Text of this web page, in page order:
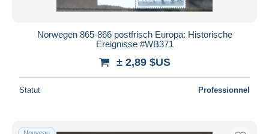
Norwegen 865-866 postfrisch Europa: Historische
Ereignisse #WB371
± 2,89 $US
Statut Professionnel